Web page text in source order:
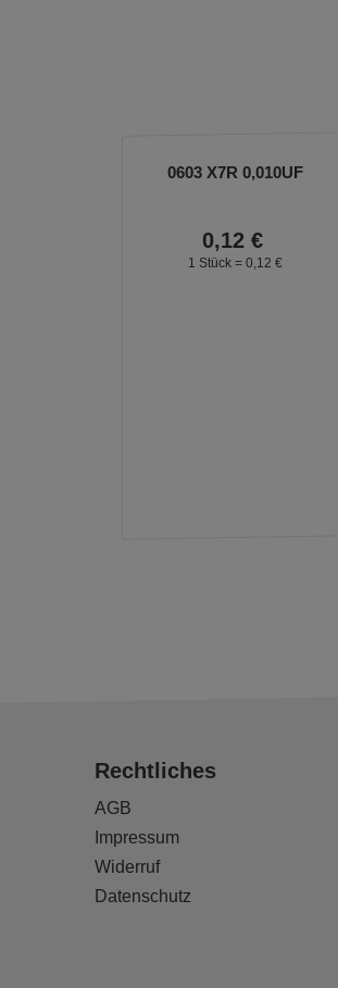
0603 X7R 0,010UF
0,12 €
1 Stück = 0, 12 €
Rechtliches
AGB
Impressum
Widerruf
Datenschutz